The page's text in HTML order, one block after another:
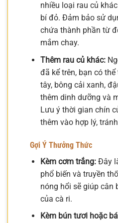
nhiều loại rau củ
bí đỏ. Đảm bảo sử
chứa thành phần từ
mắm chay.
Thêm rau củ khác:
đã kể trên, bạn có
tây, bông cải xanh,
thêm dinh dưỡng và
Lưu ý thời gian chín
thêm vào hợp lý,
Gợi Ý Thưởng Thức
Kèm cơm trắng:Đây
phổ biến và truyền
nóng hổi sẽ giúp cân
của cà ri.
Kèm bún tươi hoặc